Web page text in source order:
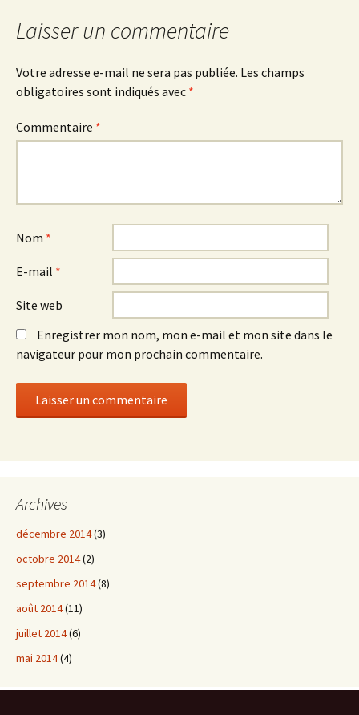
Laisser un commentaire
Votre adresse e-mail ne sera pas publiée. Les champs
obligatoires sont indiqués avec *
Commentaire *
Nom *
E-mail *
Site web
Enregistrer mon nom, mon e-mail et mon site dans le
navigateur pour mon prochain commentaire.
Archives
décembre 2014(3)
octobre 2014(2)
septembre 2014(8)
août 2014(11)
juillet 2014(6)
mai 2014(4)